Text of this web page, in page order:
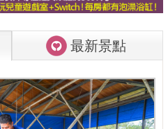
最新景點